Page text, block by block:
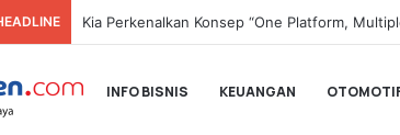
INFO BISNIS KEUANGAN